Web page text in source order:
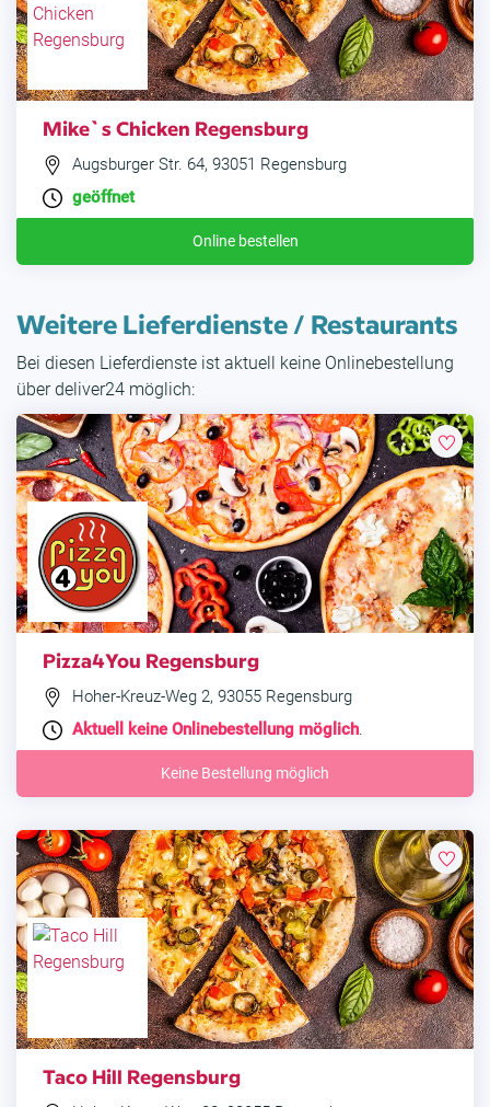
Mike`s Chicken Regensburg
Augsburger Str. 64, 93051 Regensburg
geöffnet
Online bestellen
Weitere Lieferdienste / Restaurants
Bei diesen Lieferdienste ist aktuell keine Onlinebestellung
über deliver24 möglich:
Pizza4You Regensburg
Hoher-Kreuz-Weg 2, 93055 Regensburg
Aktuell keine Onlinebestellung möglich.
Keine Bestellung möglich
Taco Hill Regensburg